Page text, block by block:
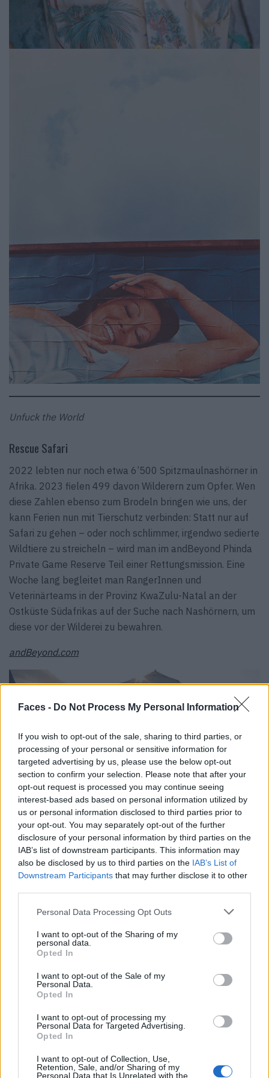
Faces - Do Not Process My Personal Information
If you wish to opt-out of the sale, sharing to third parties, or
processing of your personal or sensitive information for
targeted advertising by us, please use the below opt-out
section to confirm your selection. Please note that after your
opt-out request is processed you may continue seeing
interest-based ads based on personal information utilized by
us or personal information disclosed to third parties prior to
your opt-out. You may separately opt-out of the further
disclosure of your personal information by third parties on the
IAB’s list of downstream participants. This information may
also be disclosed by us to third parties on the IAB’s List of
Downstream Participants that may further disclose it to other
Personal Data Processing Opt Outs
I want to opt-out of the Sharing of my
personal data.
Opted In
I want to opt-out of the Sale of my
Personal Data.
Opted In
I want to opt-out of processing my
Personal Data for Targeted Advertising.
Opted In
I want to opt-out of Collection, Use,
Retention, Sale, and/or Sharing of my
Personal Data that Is Unrelated with the
Unfuck the World
Rescue Safari
2022 lebten nur noch etwa 6’500 Spitzmaulnashörner in
Afrika. 2023 fielen 499 davon Wilderern zum Opfer. Wen
diese Zahlen ebenso zum Brodeln bringen wie uns, der
kann Ferien nun mit Tierschutz verbinden: Statt nur auf
Safari zu gehen – oder noch schlimmer, irgendwo sedierte
Wildtiere zu streicheln – wird man im andBeyond Phinda
Private Game Reserve Teil einer Rettungsmission. Eine
Woche lang begleitet man RangerInnen und
Veterinärteams in der Provinz KwaZulu-Natal an der
Ostküste Südafrikas auf der Suche nach Nashörnern, um
diese vor der Wilderei zu bewahren.
andBeyond.com
Nice to Have
Equipped